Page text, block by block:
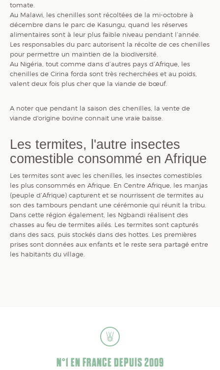
tomate.
Au Malawi, les chenilles sont récoltées de la mi-octobre à
décembre dans le parc de Kasungu, quand les réserves
alimentaires sont à leur plus faible niveau pendant l’année.
Les responsables du parc autorisent la récolte de ces chenilles
pour permettre un maintien de la biodiversité.
Au Nigéria, tout comme dans d’autres pays d’Afrique, les
chenilles de Cirina forda sont très recherchées et au poids,
valent deux fois plus cher que la viande de bœuf.
A noter que pendant la saison des chenilles, la vente de
viande d'origine bovine connait une vraie baisse.
Les termites, l'autre insectes
comestible consommé en Afrique
Les termites sont avec les chenilles, les insectes comestibles
les plus consommés en Afrique. En Centre Afrique, les manjas
(peuple d’Afrique) capturent et se nourrissent de termites au
son des tambours pendant une cérémonie qui réunit la tribu.
Dans cette région également, les Ngbandi réalisent des
chasses au feu de termites ailés. Les termites sont capturés
dans des sacs, puis stockés dans des hottes. Les premières
prises sont données aux enfants et le reste sera partagé entre
les habitants du village.
N°1 EN FRANCE DEPUIS 2009